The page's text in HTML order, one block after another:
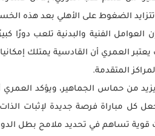
الضغوط على الأهلي بعد هذه
العوامل الفنية والبدنية تلعب دورًا
يعتبر العمري أن القادسية يمتلك
المتقدمة.
من حماس الجماهير، ويؤكد
مباراة فرصة جديدة لإثبات الذات
قوية تساهم في تحديد ملامح بطل